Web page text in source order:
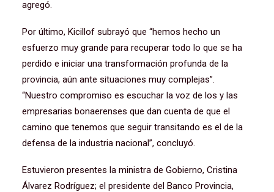
agregó.
Por último, Kicillof subrayó que “hemos hecho un
esfuerzo muy grande para recuperar todo lo que se ha
perdido e iniciar una transformación profunda de la
provincia, aún ante situaciones muy complejas”.
“Nuestro compromiso es escuchar la voz de los y las
empresarias bonaerenses que dan cuenta de que el
camino que tenemos que seguir transitando es el de la
defensa de la industria nacional”, concluyó.
Estuvieron presentes la ministra de Gobierno, Cristina
Álvarez Rodríguez; el presidente del Banco Provincia,